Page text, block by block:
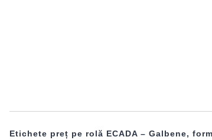
Etichete preț pe rolă ECADA – Galbene,